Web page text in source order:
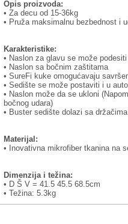
Opis proizvoda:
• Za decu od 15-36kg
• Pruža maksimalnu bezbednost i
Karakteristike:
• Naslon za glavu se može
• Naslon sa bočnim zaštitama
• SureFi kuke omogućavaju
• Sedište se može postaviti i u
• Naslon može da se ukloni
bočnog udara)
• Buster sedište dolazi sa
Materijal:
• Inovativna mikrofiber tkanina na
Dimenzija i težina:
• D Š V = 41.5 45.5 68.5cm
• Težina: 5.3kg